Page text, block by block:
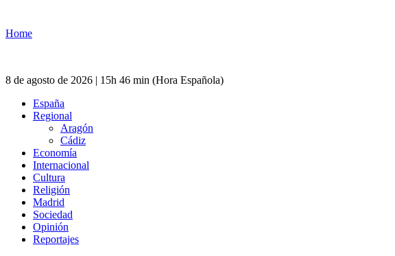
Home
8 de agosto de 2026 | 15h 46 min (Hora Española)
España
Regional
Aragón
Cádiz
Economía
Internacional
Cultura
Religión
Madrid
Sociedad
Opinión
Reportajes